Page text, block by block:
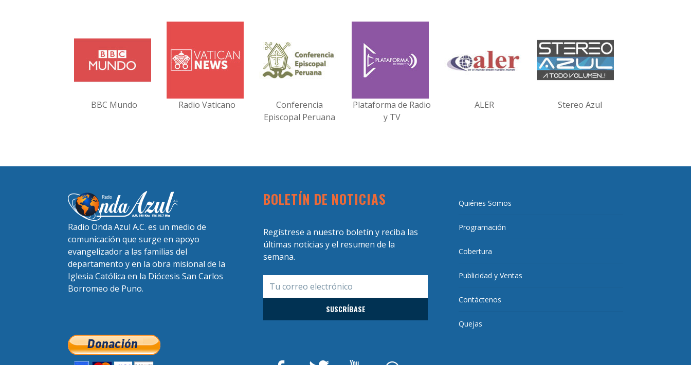
BBC Mundo Radio Vaticano
Conferencia
Episcopal Peruana
Plataforma de Radio
y TV
ALER Stereo Azul
Radio Onda Azul A.C. es un medio de
comunicación que surge en apoyo
evangelizador a las familias del
departamento y en la obra misional de la
Iglesia Católica en la Diócesis San Carlos
Borromeo de Puno.
BOLETÍN DE NOTICIAS
Regístrese a nuestro boletín y reciba las
últimas noticias y el resumen de la
semana.
Quiénes Somos
Programación
Cobertura
Publicidad y Ventas
Contáctenos
Quejas